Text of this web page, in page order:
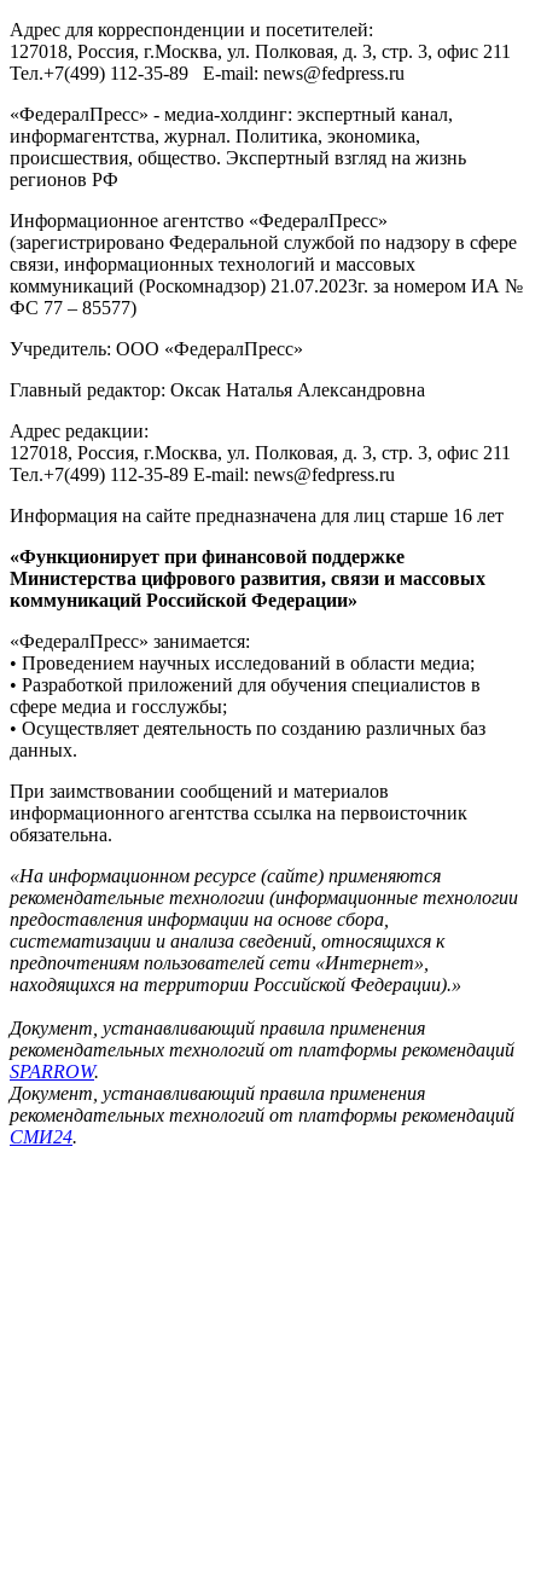
Адрес для корреспонденции и посетителей:
127018, Россия, г.Москва, ул. Полковая, д. 3, стр. 3, офис 211
Тел.+7(499) 112-35-89 E-mail: news@fedpress.ru
«ФедералПресс» - медиа-холдинг: экспертный канал,
информагентства, журнал. Политика, экономика,
происшествия, общество. Экспертный взгляд на жизнь
регионов РФ
Информационное агентство «ФедералПресс»
(зарегистрировано Федеральной службой по надзору в сфере
связи, информационных технологий и массовых
коммуникаций (Роскомнадзор) 21.07.2023г. за номером ИА №
ФС 77 – 85577)
Учредитель: ООО «ФедералПресс»
Главный редактор: Оксак Наталья Александровна
Адрес редакции:
127018, Россия, г.Москва, ул. Полковая, д. 3, стр. 3, офис 211
Тел.+7(499) 112-35-89 E-mail: news@fedpress.ru
Информация на сайте предназначена для лиц старше 16 лет
«Функционирует при финансовой поддержке
Министерства цифрового развития, связи и массовых
коммуникаций Российской Федерации»
«ФедералПресс» занимается:
• Проведением научных исследований в области медиа;
• Разработкой приложений для обучения специалистов в
сфере медиа и госслужбы;
• Осуществляет деятельность по созданию различных баз
данных.
При заимствовании сообщений и материалов
информационного агентства ссылка на первоисточник
обязательна.
«На информационном ресурсе (сайте) применяются
рекомендательные технологии (информационные технологии
предоставления информации на основе сбора,
систематизации и анализа сведений, относящихся к
предпочтениям пользователей сети «Интернет»,
находящихся на территории Российской Федерации).»
Документ, устанавливающий правила применения
рекомендательных технологий от платформы рекомендаций
SPARROW.
Документ, устанавливающий правила применения
рекомендательных технологий от платформы рекомендаций
СМИ24.